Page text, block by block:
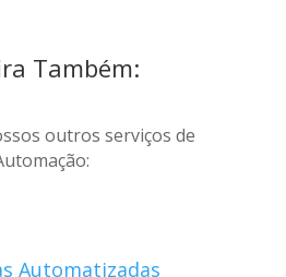
Também:
outros serviços de
Automatizadas